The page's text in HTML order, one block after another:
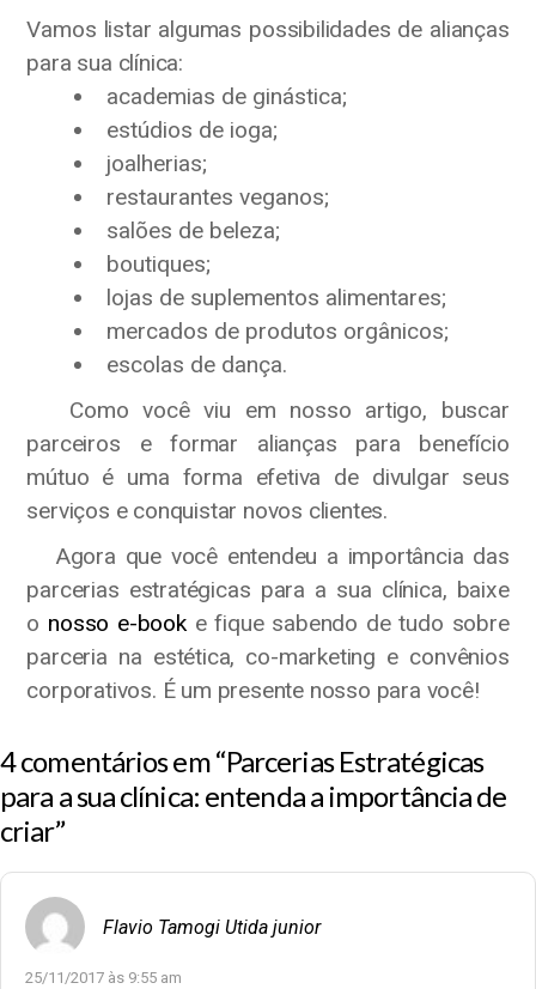
Vamos listar algumas possibilidades de alianças
para sua clínica:
academias de ginástica;
estúdios de ioga;
joalherias;
restaurantes veganos;
salões de beleza;
boutiques;
lojas de suplementos alimentares;
mercados de produtos orgânicos;
escolas de dança.
Como você viu em nosso artigo, buscar
parceiros e formar alianças para benefício
mútuo é uma forma efetiva de divulgar seus
serviços e conquistar novos clientes.
Agora que você entendeu a importância das
parcerias estratégicas para a sua clínica, baixe
o nosso e-booke fique sabendo de tudo sobre
parceria na estética, co-marketing e convênios
corporativos. É um presente nosso para você!
4 comentários em “Parcerias Estratégicas
para a sua clínica: entenda a importância de
criar”
Flavio Tamogi Utida junior
25/11/2017 às 9:55 am